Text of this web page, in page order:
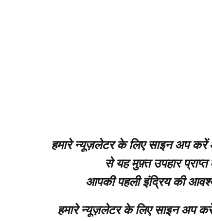
हमारे न्यूज़लेटर के लिए साइन अप
से यह मुफ़्त उपहार
आपकी पहली इंद्रिय की
हमारे न्यूज़लेटर के लिए साइन अप